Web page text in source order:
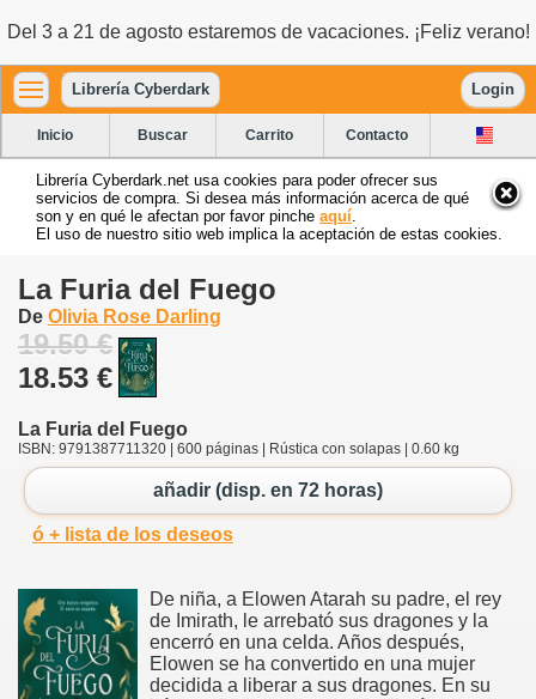
Del 3 a 21 de agosto estaremos de vacaciones. ¡Feliz verano!
Librería Cyberdark Login
Inicio Buscar Carrito Contacto
Librería Cyberdark.net usa cookies para poder ofrecer sus
servicios de compra. Si desea más información acerca de qué
son y en qué le afectan por favor pinche aquí
El uso de nuestro sitio web implica la aceptación de estas cookies.
La Furia del Fuego
De Olivia Rose Darling
19.50 €
18.53 €
La Furia del Fuego
ISBN: 9791387711320 | 600 páginas | Rústica con solapas | 0.60 kg
añadir (disp. en 72 horas)
ó + lista de los deseos
De niña, a Elowen Atarah su padre, el rey
de Imirath, le arrebató sus dragones y la
encerró en una celda. Años después,
Elowen se ha convertido en una mujer
decidida a liberar a sus dragones. En su